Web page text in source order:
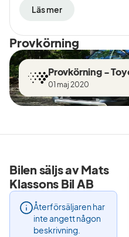
Läs mer
Provkörning
Provkörning -
01 maj 2020
Bilen säljs av Mats
Klassons Bil AB
Återförsäljaren har
inte angett någon
beskrivning.